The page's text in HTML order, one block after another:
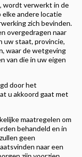
wordt verwerkt in de
andere locatie
zich bevinden.
overgedragen naar
uw staat, provincie,
waar de wetgeving
van die in uw eigen
door het
u akkoord gaat met
maatregelen om
behandeld en in
geen
naar een